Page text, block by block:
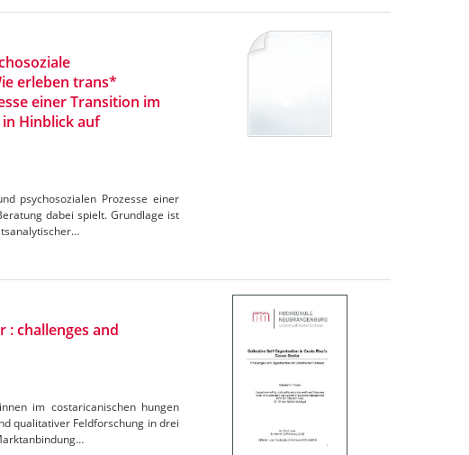
erleben trans*
einer Transition im
Hinblick auf
psychosozialen Prozesse einer
dabei spielt. Grundlage ist
: challenges and
im costaricanischen hungen
qualitativer Feldforschung in drei